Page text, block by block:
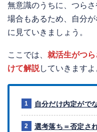
無意識のうちに、つら
場合もあるため、自分
に見ていきましょう。
ここでは、 就活生がつ
けて解説していきますよ
自分だけ内定がで
選考落ち＝否定さ